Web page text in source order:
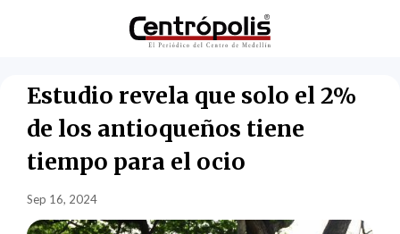
Estudio revela que solo el 2%
de los antioqueños tiene
tiempo para el ocio
Sep 16, 2024